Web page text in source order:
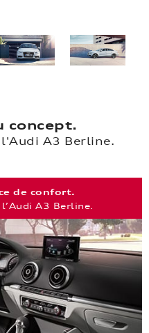
concept.
A3 Berline.
de confort.
A3 Berline.